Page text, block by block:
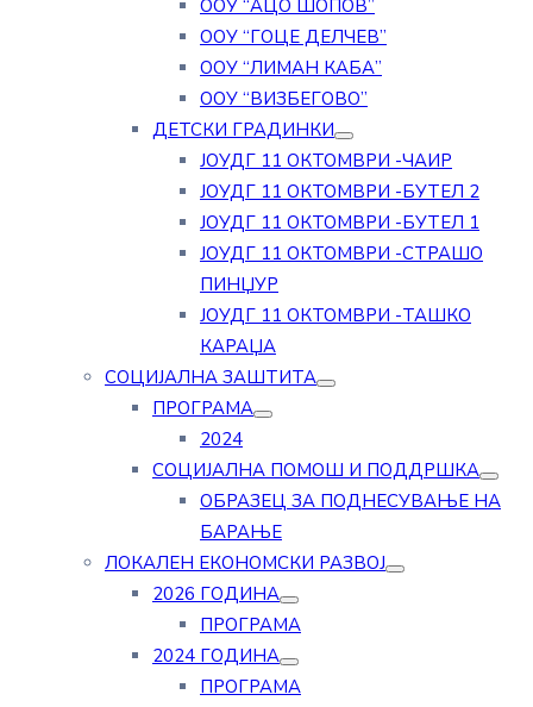
ООУ “АЦО ШОПОВ”
ООУ “ГОЦЕ ДЕЛЧЕВ”
ООУ “ЛИМАН КАБА”
ООУ “ВИЗБЕГОВО”
ДЕТСКИ ГРАДИНКИ
ЈОУДГ 11 ОКТОМВРИ -ЧАИР
ЈОУДГ 11 ОКТОМВРИ -БУТЕЛ 2
ЈОУДГ 11 ОКТОМВРИ -БУТЕЛ 1
ЈОУДГ 11 ОКТОМВРИ -СТРАШО
ПИНЏУР
ЈОУДГ 11 ОКТОМВРИ -ТАШКО
КАРАЏА
СОЦИЈАЛНА ЗАШТИТА
ПРОГРАМА
2024
СОЦИЈАЛНА ПОМОШ И ПОДДРШКА
ОБРАЗЕЦ ЗА ПОДНЕСУВАЊЕ НА
БАРАЊЕ
ЛОКАЛЕН ЕКОНОМСКИ РАЗВОЈ
2026 ГОДИНА
ПРОГРАМА
2024 ГОДИНА
ПРОГРАМА